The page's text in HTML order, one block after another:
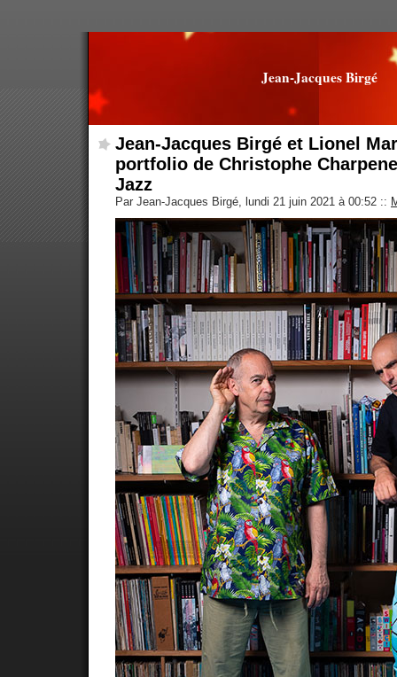
Jean-Jacques Birgé
Jean-Jacques Birgé et Lionel
portfolio de Christophe
Jazz
Par Jean-Jacques Birgé, lundi 21 juin 2021 à 00:52 ::